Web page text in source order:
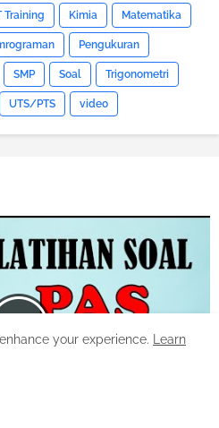
Training Kimia Matematika
Pengukuran
SMP Soal Trigonometri
UTS/PTS video
your experience.
Learn